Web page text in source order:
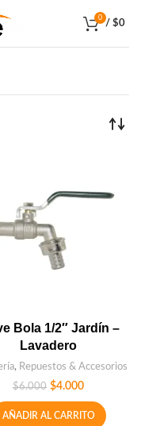
0
/ $0
Bola 1/2″ Jardín –
Lavadero
, Repuestos & Accesorios
$6.000 $4.000
AÑADIR AL CARRITO